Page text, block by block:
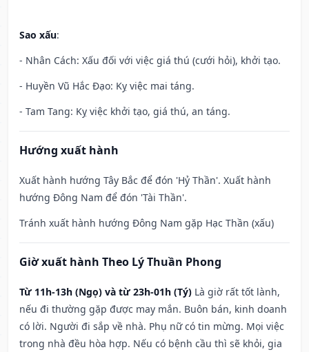
Sao xấu:
- Nhân Cách: Xấu đối với việc giá thú (cưới hỏi), khởi tạo.
- Huyền Vũ Hắc Đạo: Kỵ việc mai táng.
- Tam Tang: Kỵ việc khởi tạo, giá thú, an táng.
Hướng xuất hành
Xuất hành hướng Tây Bắc để đón 'Hỷ Thần'. Xuất hành
hướng Đông Nam để đón 'Tài Thần'.
Tránh xuất hành hướng Đông Nam gặp Hạc Thần (xấu)
Giờ xuất hành Theo Lý Thuần Phong
Từ 11h-13h (Ngọ) và từ 23h-01h (Tý) Là giờ rất tốt lành,
nếu đi thường gặp được may mắn. Buôn bán, kinh doanh
có lời. Người đi sắp về nhà. Phụ nữ có tin mừng. Mọi việc
trong nhà đều hòa hợp. Nếu có bệnh cầu thì sẽ khỏi, gia